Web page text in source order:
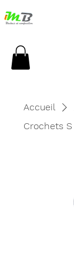
Accueil
Crochets S